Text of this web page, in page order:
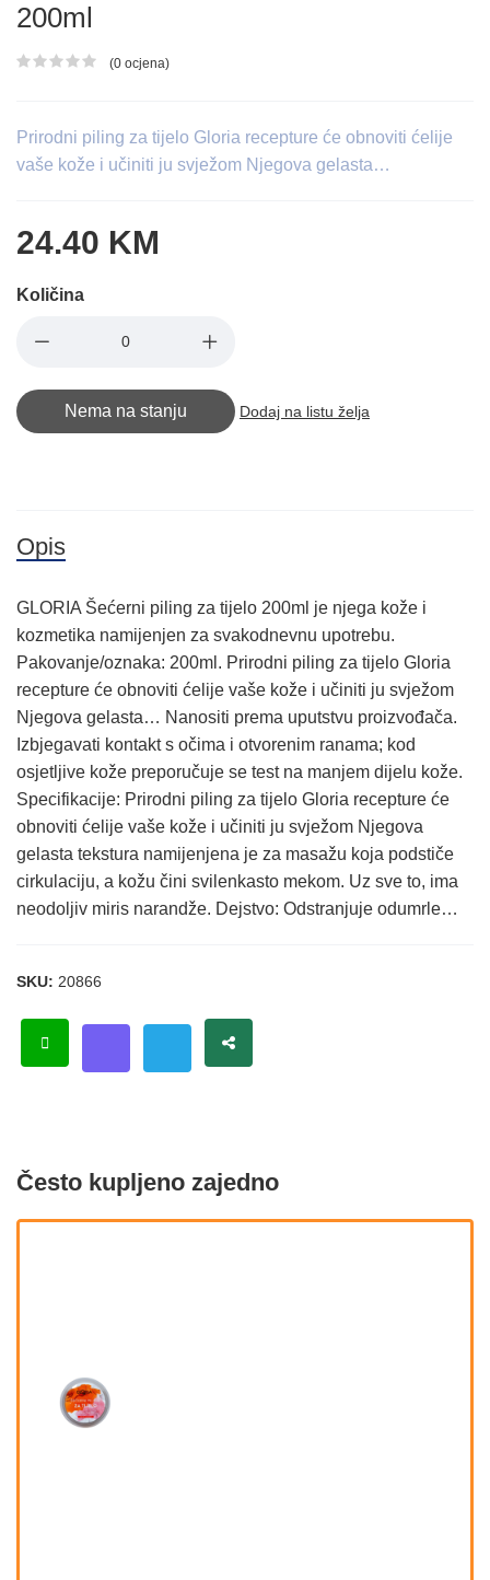
200ml
Ocjena proizvoda
(0 ocjena)
Prirodni piling za tijelo Gloria recepture će obnoviti ćelije
vaše kože i učiniti ju svježom Njegova gelasta…
24.40 KM
Količina
Nema na stanju Dodaj na listu želja
Opis
GLORIA Šećerni piling za tijelo 200ml je njega kože i
kozmetika namijenjen za svakodnevnu upotrebu.
Pakovanje/oznaka: 200ml. Prirodni piling za tijelo Gloria
recepture će obnoviti ćelije vaše kože i učiniti ju svježom
Njegova gelasta… Nanositi prema uputstvu proizvođača.
Izbjegavati kontakt s očima i otvorenim ranama; kod
osjetljive kože preporučuje se test na manjem dijelu kože.
Specifikacije: Prirodni piling za tijelo Gloria recepture će
obnoviti ćelije vaše kože i učiniti ju svježom Njegova
gelasta tekstura namijenjena je za masažu koja podstiče
cirkulaciju, a kožu čini svilenkasto mekom. Uz sve to, ima
neodoljiv miris narandže. Dejstvo: Odstranjuje odumrle…
SKU: 20866
Često kupljeno zajedno